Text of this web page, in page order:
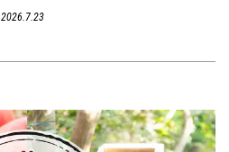
2026.7.23